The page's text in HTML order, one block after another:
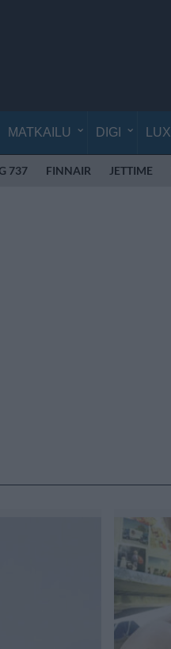
MATKAILU DIGI LUX
737 FINNAIR JETTIME